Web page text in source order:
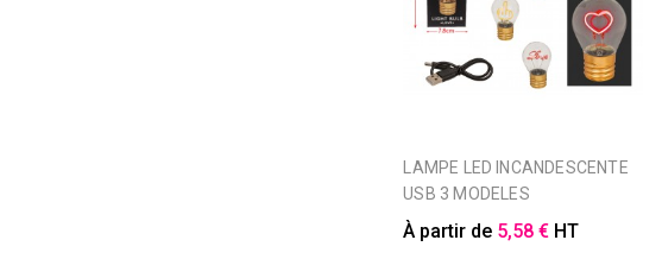
USB 3 MODELES
À partir de 5,58 € HT